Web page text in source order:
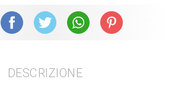
Facebook X (Twitter) WhatsAppPinterest
DESCRIZIONE